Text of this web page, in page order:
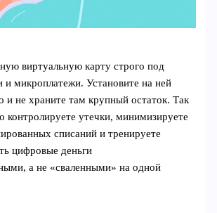
виртуальную карту строго под
и микроплатежи. Установите на ней
и не храните там крупный остаток. Так
контролируете утечки, минимизируете
списаний и тренируете
цифровые деньги
а не «сваленными» на одной